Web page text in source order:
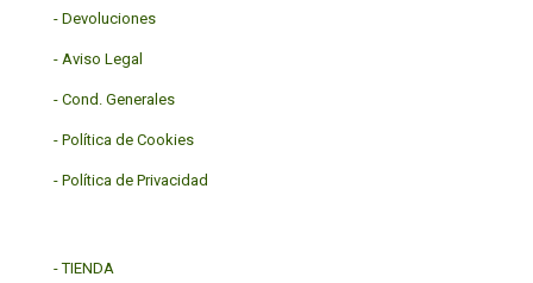
- Devoluciones
- Aviso Legal
- Cond. Generales
- Política de Cookies
- Política de Privacidad
-TIENDA